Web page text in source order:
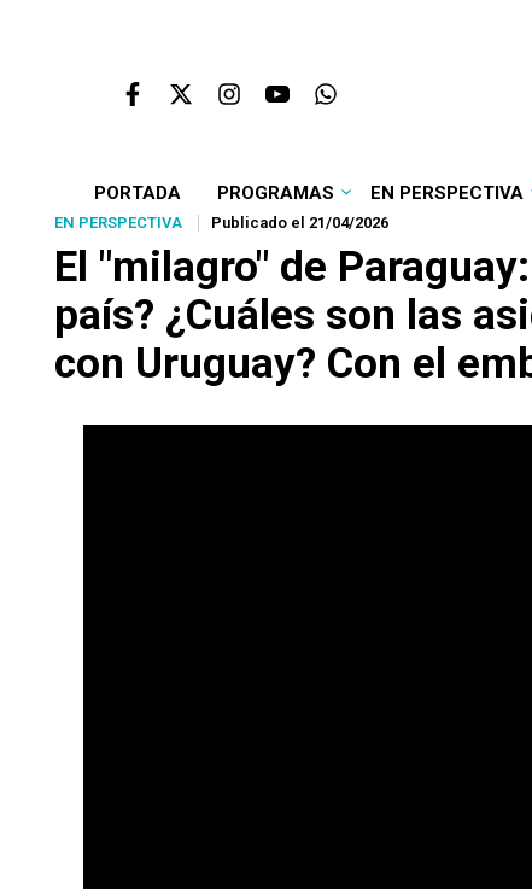
PORTADA PROGRAMAS EN PERSPECTIVA
EN PERSPECTIVA Publicado el 21/04/2026
El "milagro" de
país? ¿Cuáles son las
con Uruguay? Con el